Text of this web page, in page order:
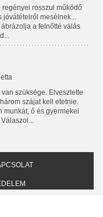
regényei rosszul működő
mesélnek...
a felnőtté válás
szüksége. Elvesztette
szájat kell etetnie.
munkát, ő és gyermekei